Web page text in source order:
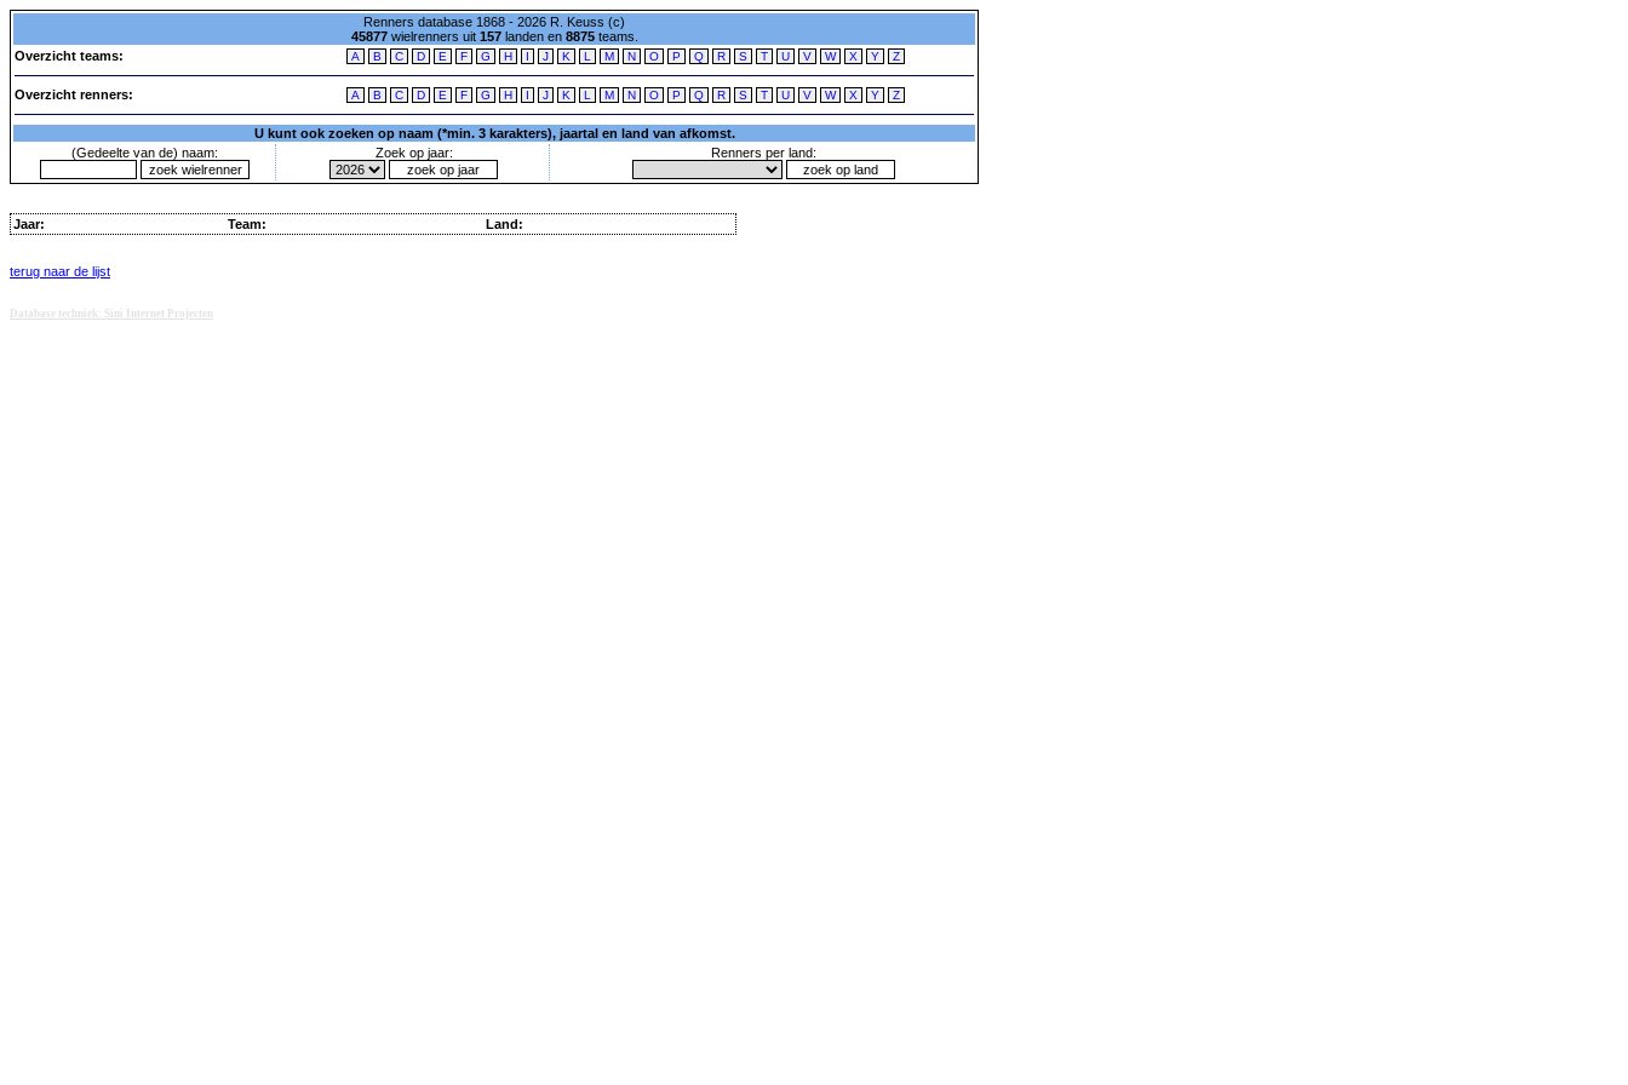
Renners database 1868 - 2026 R. Keuss (c)
45877wielrenners uit 157landen en 8875teams.
Overzicht teams:
A B C D E F G H I J K L M N O P Q R S T U V W X Y Z
Overzicht renners: A B C D E F G H I J K L M N O P Q R S T U V W X Y Z
U kunt ook zoeken op naam (*min. 3 karakters), jaartal en land van afkomst.
(Gedeelte van de) naam:
Zoek op jaar: Renners per land:
Jaar: Team: Land:
terug naar de lijst
Database techniek: Sini Internet Projecten